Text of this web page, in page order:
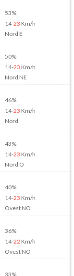
53%
14-23 Km/h
Nord E
50%
14-23 Km/h
Nord NE
46%
14-23 Km/h
Nord
43%
14-23 Km/h
Nord O
40%
14-23 Km/h
Ovest NO
36%
14-22 Km/h
Ovest NO
33%